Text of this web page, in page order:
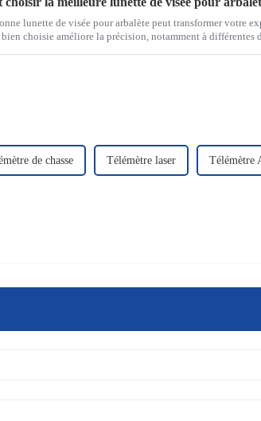
lunette de visée pour arbalète peut transformer votre
choisie améliore la précision, notamment à différentes
de chasse Télémètre laser Télémètre